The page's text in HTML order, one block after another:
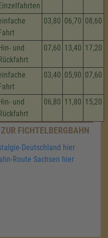
03,80 06,70 08,60
und
07,60 13,40 17,20
03,40 05,90 07,60
und
06,80 11,80 15,20
FICHTELBERGBAHN
Deutschland hier
Route Sachsen hier